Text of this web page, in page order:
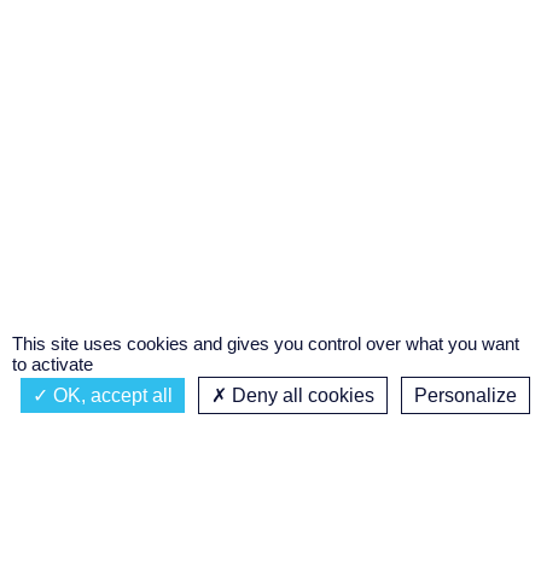
Émission à l'antenne
Actualités À propos
This site uses cookies and gives you control over what you want
to activate
OK, accept all
Deny all cookies
Personalize